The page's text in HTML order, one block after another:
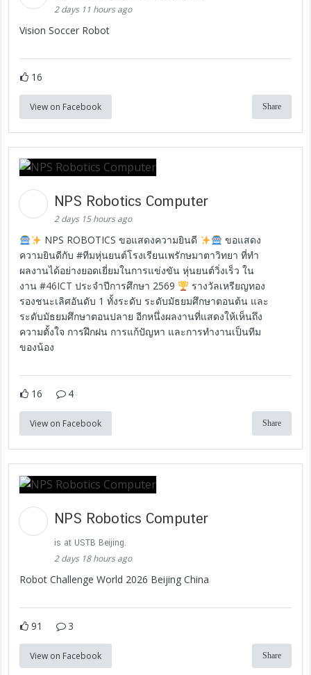
2 days 11 hours ago
Vision Soccer Robot
16
View on Facebook Share
NPS Robotics Computer
2 days 15 hours ago
NPS ROBOTICS ขอแสดงความยินดี
ขอแสดง
ความยินดีกับ #ทีมหุ่นยนต์โรงเรียนเพรักษมาตาวิทยา ที่ทำ
ผลงานได้อย่างยอดเยี่ยมในการแข่งขัน หุ่นยนต์วิ่งเร็ว ใน
งาน #46ICT ประจำปีการศึกษา 2569
รางวัลเหรียญทอง
รองชนะเลิศอันดับ 1 ทั้งระดับ ระดับมัธยมศึกษาตอนต้น และ
ระดับมัธยมศึกษาตอนปลาย อีกหนึ่งผลงานที่แสดงให้เห็นถึง
ความตั้งใจ การฝึกฝน การแก้ปัญหา และการทำงานเป็นทีม
ของน้อง
16 4
View on Facebook Share
NPS Robotics Computer
is at USTB Beijing.
2 days 18 hours ago
Robot Challenge World 2026 Beijing China
91 3
View on Facebook Share